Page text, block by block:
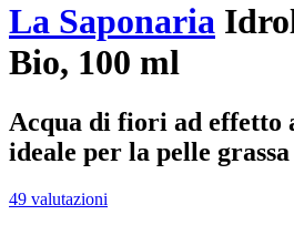
La Saponaria
Bio, 100 ml
Acqua di fiori ad effetto
ideale per la pelle
49 valutazioni